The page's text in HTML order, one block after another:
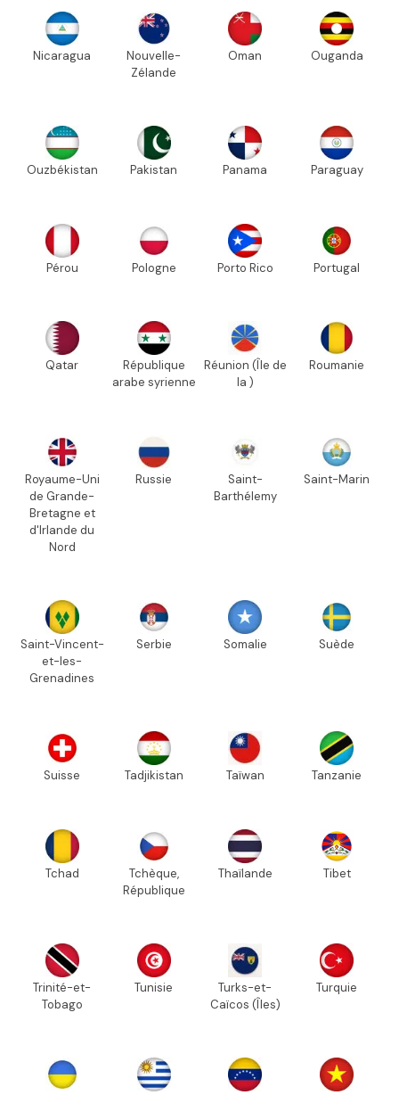
Nicaragua
Nouvelle-
Zélande
Oman Ouganda
Ouzbékistan Pakistan Panama Paraguay
Pérou Pologne Porto Rico Portugal
Qatar
République
arabe syrienne
Réunion (Île de
la )
Roumanie
Royaume-Uni
de Grande-
Bretagne et
d'Irlande du
Nord
Russie
Saint-
Barthélemy
Saint-Marin
Saint-Vincent-
et-les-
Grenadines
Serbie Somalie Suède
Suisse Tadjikistan Taïwan Tanzanie
Tchad
Tchèque,
République
Thaïlande Tibet
Trinité-et-
Tobago
Tunisie
Turks-et-
Caïcos (Îles)
Turquie